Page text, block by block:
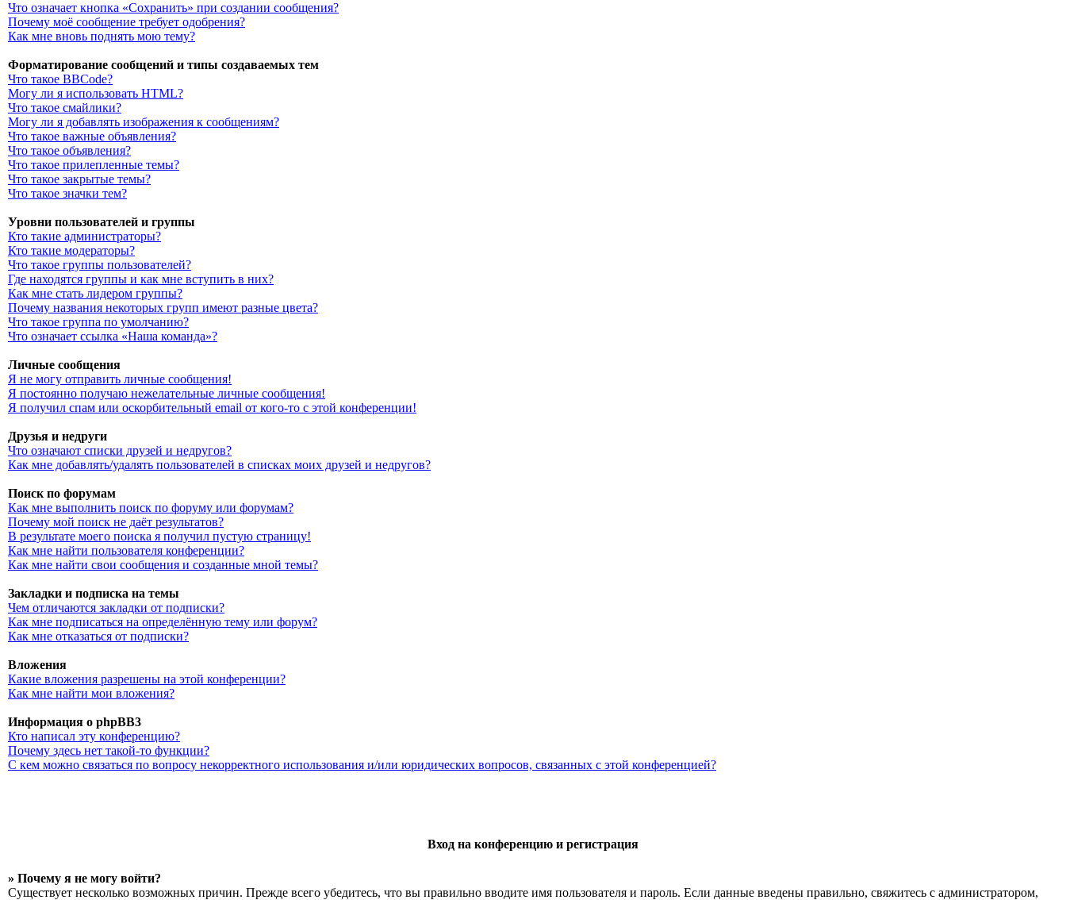
Что означает кнопка «Сохранить» при создании сообщения?
Почему моё сообщение требует одобрения?
Как мне вновь поднять мою тему?
Форматирование сообщений и типы создаваемых тем
Что такое BBCode?
Могу ли я использовать HTML?
Что такое смайлики?
Могу ли я добавлять изображения к сообщениям?
Что такое важные объявления?
Что такое объявления?
Что такое прилепленные темы?
Что такое закрытые темы?
Что такое значки тем?
Уровни пользователей и группы
Кто такие администраторы?
Кто такие модераторы?
Что такое группы пользователей?
Где находятся группы и как мне вступить в них?
Как мне стать лидером группы?
Почему названия некоторых групп имеют разные цвета?
Что такое группа по умолчанию?
Что означает ссылка «Наша команда»?
Личные сообщения
Я не могу отправить личные сообщения!
Я постоянно получаю нежелательные личные сообщения!
Я получил спам или оскорбительный email от кого-то с этой конференции!
Друзья и недруги
Что означают списки друзей и недругов?
Как мне добавлять/удалять пользователей в списках моих друзей и недругов?
Поиск по форумам
Как мне выполнить поиск по форуму или форумам?
Почему мой поиск не даёт результатов?
В результате моего поиска я получил пустую страницу!
Как мне найти пользователя конференции?
Как мне найти свои сообщения и созданные мной темы?
Закладки и подписка на темы
Чем отличаются закладки от подписки?
Как мне подписаться на определённую тему или форум?
Как мне отказаться от подписки?
Вложения
Какие вложения разрешены на этой конференции?
Как мне найти мои вложения?
Информация о phpBB3
Кто написал эту конференцию?
Почему здесь нет такой-то функции?
С кем можно связаться по вопросу некорректного использования и/или юридических вопросов, связанных с этой конференцией?
Вход на конференцию и регистрация
» Почему я не могу войти?
Существует несколько возможных причин. Прежде всего убедитесь, что вы правильно вводите имя пользователя и пароль. Если данные введены правильно, свяжитесь с администратором,